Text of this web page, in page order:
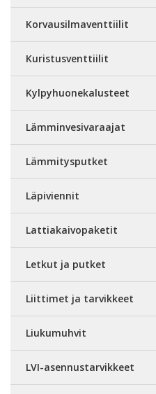
Korvausilmaventtiilit
Kuristusventtiilit
Kylpyhuonekalusteet
Lämminvesivaraajat
Lämmitysputket
Läpiviennit
Lattiakaivopaketit
Letkut ja putket
Liittimet ja tarvikkeet
Liukumuhvit
LVI-asennustarvikkeet